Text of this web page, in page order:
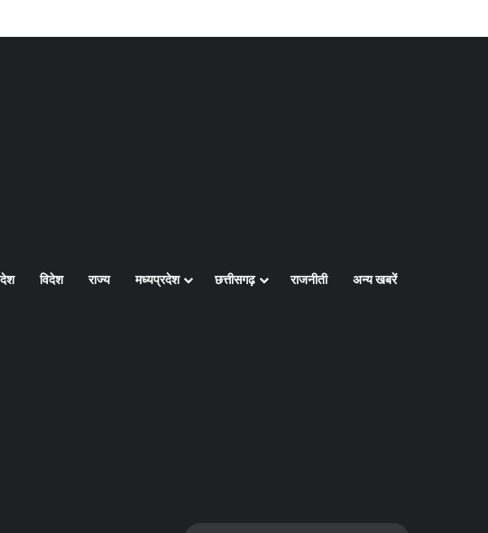
देश विदेश राज्य मध्यप्रदेश छत्तीसगढ़ राजनीती अन्य खबरें